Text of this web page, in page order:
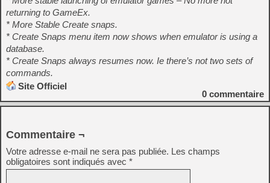
returning to GameEx.
* More Stable Create snaps.
* Create Snaps menu item now shows when emulator is using a
database.
* Create Snaps always resumes now. Ie there’s not two sets of
commands.
Site Officiel
0 commentaire
Commentaire ¬
Votre adresse e-mail ne sera pas publiée. Les champs
obligatoires sont indiqués avec *